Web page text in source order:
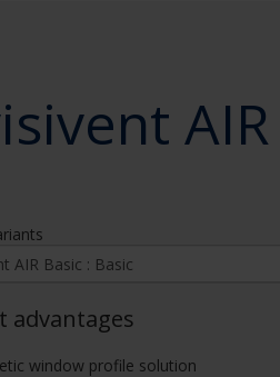
advantages
window profile solution